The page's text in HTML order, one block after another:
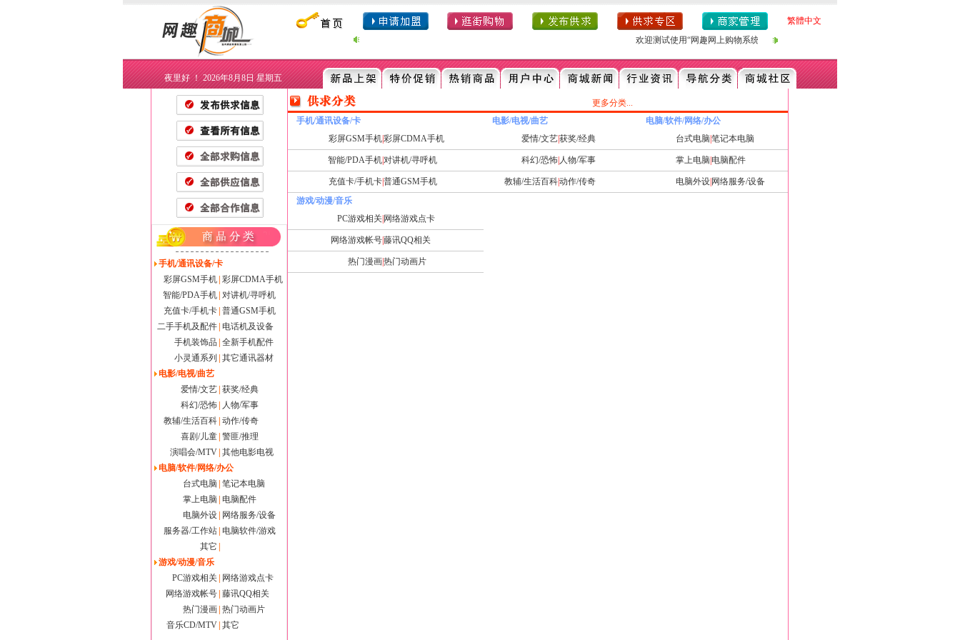
繁體中文
欢迎测试使用“网趣网上购物系统多用户时尚版，程序集网上商城＋用户开店＋论坛整
夜里好 ！ 2026年8月8日星期五
手机/通讯设备/卡
彩屏GSM手机 彩屏CDMA手机
智能/PDA手机 对讲机/寻呼机
充值卡/手机卡 普通GSM手机
二手手机及配件 电话机及设备
手机装饰品 全新手机配件
小灵通系列
其它通讯器材
电影/电视/曲艺
爱情/文艺 获奖/经典
科幻/恐怖
人物/军事
教辅/生活百科 动作/传奇
喜剧/儿童 警匪/推理
演唱会/MTV 其他电影电视
电脑/软件/网络/办公
台式电脑 笔记本电脑
掌上电脑
电脑配件
电脑外设
网络服务/设备
服务器/工作站 电脑软件/游戏
其它
游戏/动漫/音乐
PC游戏相关
网络游戏点卡
网络游戏帐号 藤讯QQ相关
热门漫画 热门动画片
音乐CD/MTV 其它
更多分类...
手机/通讯设备/卡
彩屏GSM手机彩屏CDMA手机
智能/PDA手机对讲机/寻呼机
充值卡/手机卡普通GSM手机
电影/电视/曲艺
爱情/文艺获奖/经典
科幻/恐怖 人物/军事
教辅/生活百科动作/传奇
电脑/软件/网络/办公
台式电脑 笔记本电脑
掌上电脑 电脑配件
电脑外设 网络服务/设备
游戏/动漫/音乐
PC游戏相关 网络游戏点卡
网络游戏帐号藤讯QQ相关
热门漫画热门动画片